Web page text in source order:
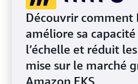
Découvrir comment
améliore sa
l’échelle et réduit
mise sur le marché
Amazon EKS